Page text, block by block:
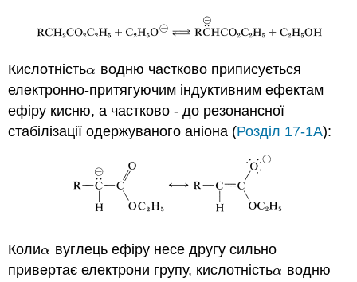
Кислотністьα
α водню частково приписується
електронно-притягуючим індуктивним ефектам
ефіру кисню, а частково - до резонансної
стабілізації одержуваного аніона (Розділ 17-1А):
Колиα
α вуглець ефіру несе другу сильно
привертає електрони групу, кислотністьα
α водню